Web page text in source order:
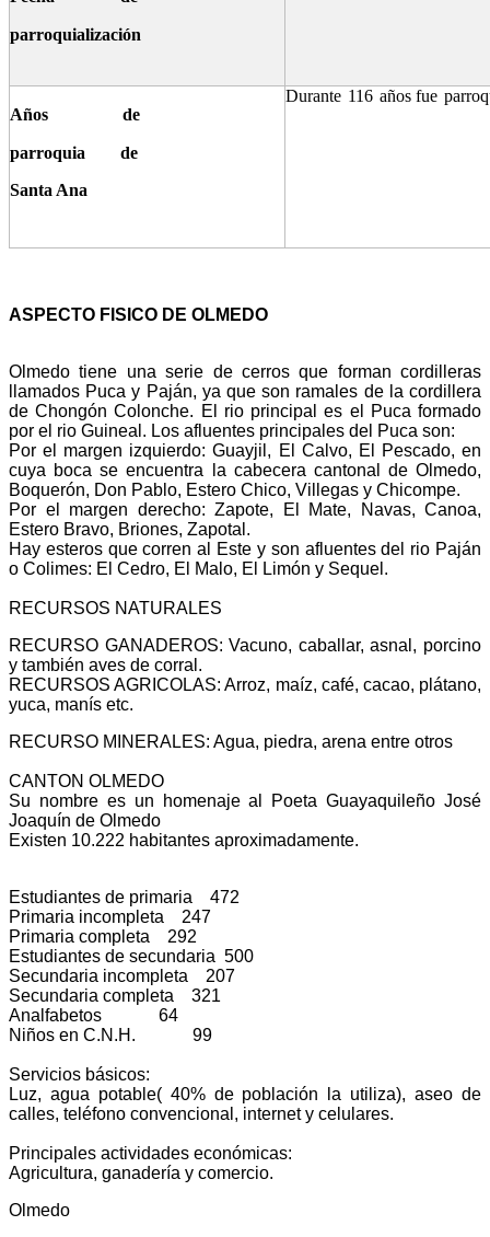
parroquialización
Años de
parroquia de
Santa Ana
Durante 116 años fue
ASPECTO FISICO DE OLMEDO
Olmedo tiene una serie de cerros que forman cordilleras
llamados Puca y Paján, ya que son ramales de la cordillera
de Chongón Colonche. El rio principal es el Puca formado
por el rio Guineal. Los afluentes principales del Puca son:
Por el margen izquierdo: Guayjil, El Calvo, El Pescado, en
cuya boca se encuentra la cabecera cantonal de Olmedo,
Boquerón, Don Pablo, Estero Chico, Villegas y Chicompe.
Por el margen derecho: Zapote, El Mate, Navas, Canoa,
Estero Bravo, Briones, Zapotal.
Hay esteros que corren al Este y son afluentes del rio Paján
o Colimes: El Cedro, El Malo, El Limón y Sequel.
RECURSOS NATURALES
RECURSO GANADEROS: Vacuno, caballar, asnal, porcino
y también aves de corral.
RECURSOS AGRICOLAS: Arroz, maíz, café, cacao, plátano,
yuca, manís etc.
RECURSO MINERALES: Agua, piedra, arena entre otros
CANTON OLMEDO
Su nombre es un homenaje al Poeta Guayaquileño José
Joaquín de Olmedo
Existen 10.222 habitantes aproximadamente.
Estudiantes de primaria 472
Primaria incompleta 247
Primaria completa 292
Estudiantes de secundaria 500
Secundaria incompleta 207
Secundaria completa 321
Analfabetos 64
Niños en C.N.H. 99
Servicios básicos:
Luz, agua potable( 40% de población la utiliza), aseo de
calles, teléfono convencional, internet y celulares.
Principales actividades económicas:
Agricultura, ganadería y comercio.
Olmedo